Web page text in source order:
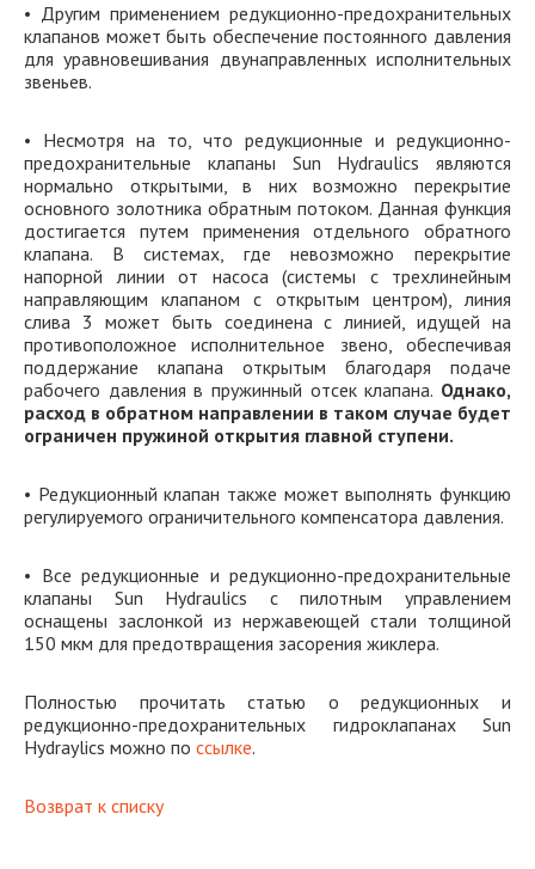
• Другим применением редукционно-предохранительных
клапанов может быть обеспечение постоянного давления
для уравновешивания двунаправленных исполнительных
звеньев.
• Несмотря на то, что редукционные и редукционно-
предохранительные клапаны Sun Hydraulics являются
нормально открытыми, в них возможно перекрытие
основного золотника обратным потоком. Данная функция
достигается путем применения отдельного обратного
клапана. В системах, где невозможно перекрытие
напорной линии от насоса (системы с трехлинейным
направляющим клапаном с открытым центром), линия
слива 3 может быть соединена с линией, идущей на
противоположное исполнительное звено, обеспечивая
поддержание клапана открытым благодаря подаче
рабочего давления в пружинный отсек клапана. Однако,
расход в обратном направлении в таком случае будет
ограничен пружиной открытия главной ступени.
• Редукционный клапан также может выполнять функцию
регулируемого ограничительного компенсатора давления.
• Все редукционные и редукционно-предохранительные
клапаны Sun Hydraulics с пилотным управлением
оснащены заслонкой из нержавеющей стали толщиной
150 мкм для предотвращения засорения жиклера.
Полностью прочитать статью о редукционных и
редукционно-предохранительных гидроклапанах Sun
Hydraylics можно по ссылке.
Возврат к списку